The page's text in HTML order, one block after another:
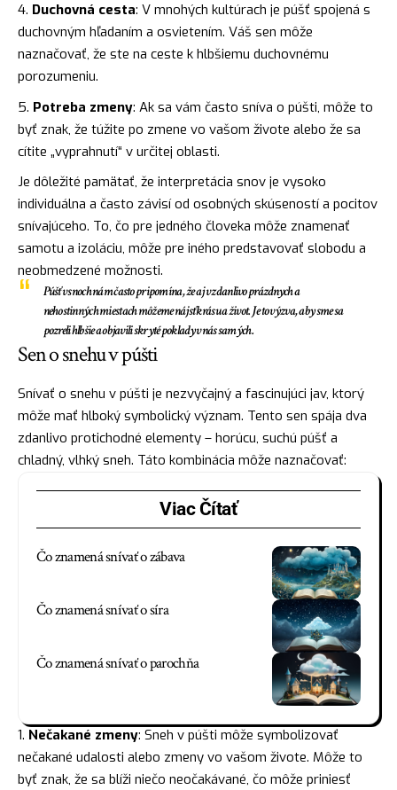
Duchovná cesta: V mnohých kultúrach je púšť spojená s
duchovným hľadaním a osvietením. Váš sen môže
naznačovať, že ste na ceste k hlbšiemu duchovnému
porozumeniu.
Potreba zmeny: Ak sa vám často sníva o púšti, môže to
byť znak, že túžite po zmene vo vašom živote alebo že sa
cítite „vyprahnutí“ v určitej oblasti.
Je dôležité pamätať, že interpretácia snov je vysoko
individuálna a často závisí od osobných skúseností a pocitov
snívajúceho. To, čo pre jedného človeka môže znamenať
samotu a izoláciu, môže pre iného predstavovať slobodu a
neobmedzené možnosti.
Púšť v snoch nám často pripomína, že aj v zdanlivo prázdnych a
nehostinných miestach môžeme nájsť krásu a život. Je to výzva, aby sme sa
pozreli hlbšie a objavili skryté poklady v nás samých.
Sen o snehu v púšti
Snívať o snehu v púšti je nezvyčajný a fascinujúci jav, ktorý
môže mať hlboký symbolický význam. Tento sen spája dva
zdanlivo protichodné elementy – horúcu, suchú púšť a
chladný, vlhký sneh. Táto kombinácia môže naznačovať:
Viac Čítať
Čo znamená snívať o zábava
Čo znamená snívať o síra
Čo znamená snívať o parochňa
Nečakané zmeny: Sneh v púšti môže symbolizovať
nečakané udalosti alebo zmeny vo vašom živote. Môže to
byť znak, že sa blíži niečo neočakávané, čo môže priniesť